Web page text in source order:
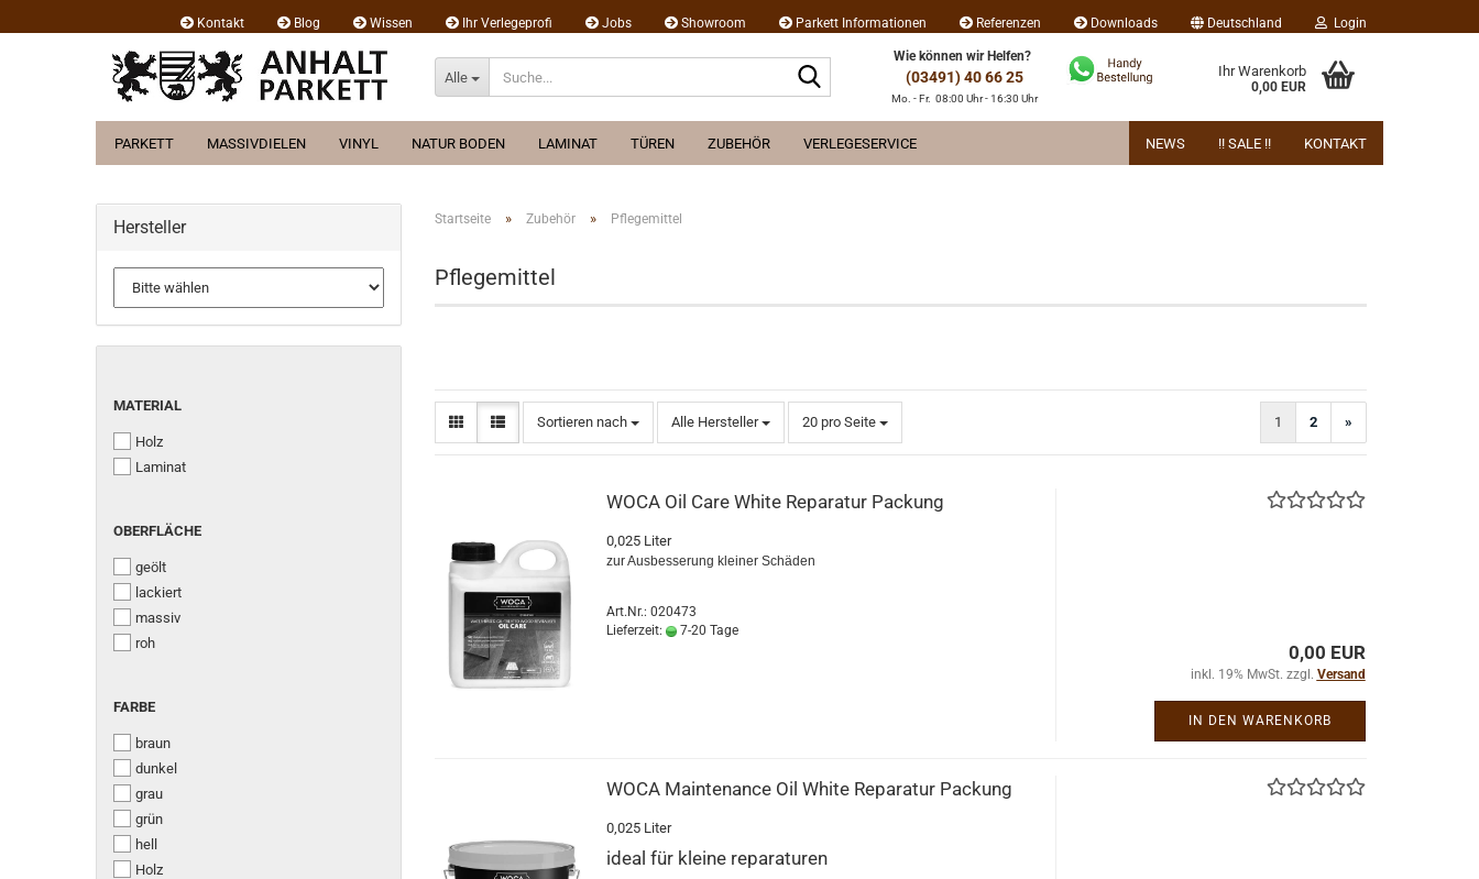
Kontakt Blog Wissen Ihr Verlegeprofi Jobs Showroom Parkett Informationen Referenzen Downloads Deutschland Login
Alle
Wie können wir Helfen?
(03491) 40 66 25
Mo. - Fr. 08:00 Uhr - 16:30 Uhr
Ihr Warenkorb
0,00 EUR
PARKETT MASSIVDIELEN VINYL NATUR BODEN LAMINAT TÜREN ZUBEHÖR VERLEGESERVICE NEWS !! SALE !! KONTAKT
Startseite » Zubehör » Pflegemittel
Pflegemittel
Sortieren nach
Sortieren nach Alle Hersteller 20 pro Seite
pro Seite 1 2 »
WOCA Oil Care White Re­pa­ra­tur Pa­ckung
0,025 Liter
zur Aus­bes­se­rung klei­ner Schä­den
Art.Nr.: 020473
Lieferzeit:
7-20 Tage
0,00 EUR
inkl. 19% MwSt. zzgl. Versand
IN DEN WARENKORB
WOCA Main­ten­an­ce Oil White Re­pa­ra­tur Pa­ckung
0,025 Liter
ideal für klei­ne re­pa­ra­tu­ren
Hersteller
MATERIAL
MATERIAL
Holz
Laminat
OBERFLÄCHE
OBERFLÄCHE
geölt
lackiert
massiv
roh
FARBE
FARBE
braun
dunkel
grau
grün
hell
Holz